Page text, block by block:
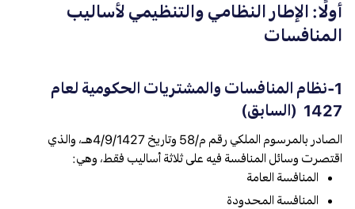
أولًا: الإطار النظامي والتنظيمي لأساليب
المنافسات
1-نظام المنافسات والمشتريات الحكومية لعام
1427 (السابق)
الصادر بالمرسوم الملكي رقم م/58 وتاريخ 4/9/1427هـ، والذي
اقتصرت وسائل المنافسة فيه على ثلاثة أساليب فقط، وهي:
المنافسة العامة
المنافسة المحدودة